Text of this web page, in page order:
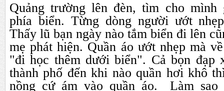
Quảng trường lên đèn, tìm cho mình
phía biển. Từng dòng người ướt
Thấy lũ bạn ngày nào tắm biển đi lên
mẹ phát hiện. Quần áo ướt nhẹp mà
"đi học thêm dưới biển". Cả bọn đạp
thành phố đến khi nào quần hơi khô
nồng cứ ám vào quần áo. Làm sao